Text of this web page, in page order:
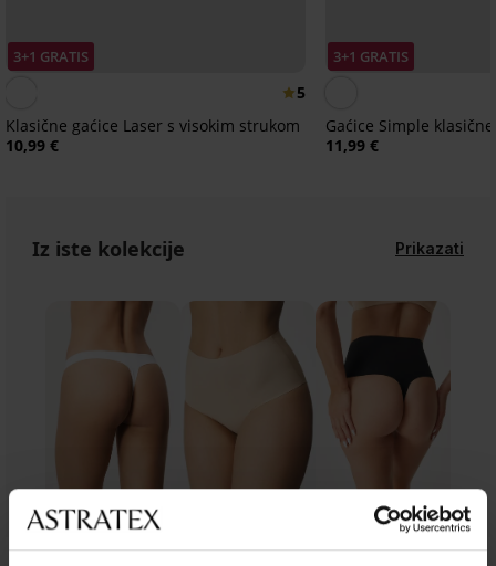
3+1 GRATIS
5
Klasične gaćice Laser s visokim strukom
10,99 €
3+1 GRATIS
Gaćice Simple klasične
11,99 €
Iz iste kolekcije Prikazati